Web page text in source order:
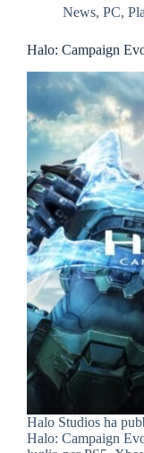
News, PC,
Halo: Campaign
Halo Studios ha
Halo: Campaign